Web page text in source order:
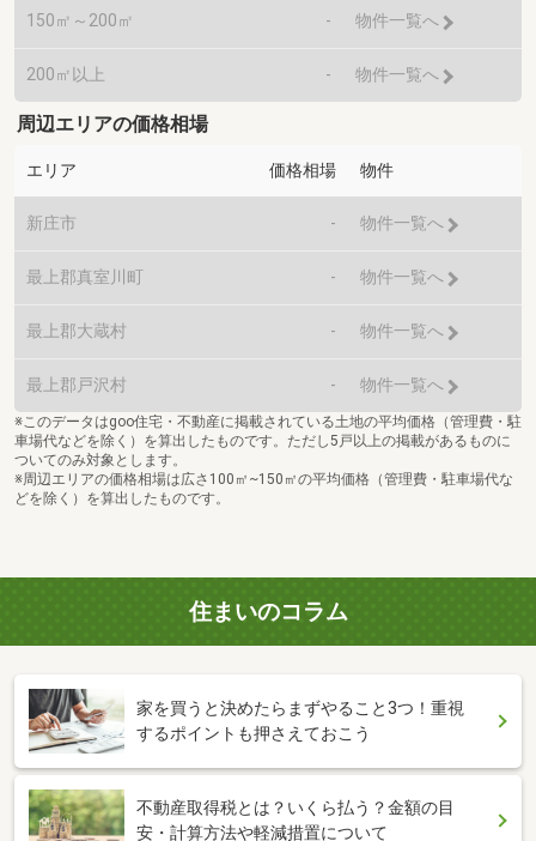
150㎡～200㎡ - 物件一覧へ
200㎡以上 - 物件一覧へ
周辺エリアの価格相場
エリア 価格相場 物件
新庄市 - 物件一覧へ
最上郡真室川町 - 物件一覧へ
最上郡大蔵村 - 物件一覧へ
最上郡戸沢村 - 物件一覧へ
※このデータはgoo住宅・不動産に掲載されている土地の平均価格（管理費・駐
車場代などを除く）を算出したものです。ただし5戸以上の掲載があるものに
ついてのみ対象とします。
※周辺エリアの価格相場は広さ100㎡~150㎡の平均価格（管理費・駐車場代な
どを除く）を算出したものです。
住まいのコラム
家を買うと決めたらまずやること3つ！重視
するポイントも押さえておこう
不動産取得税とは？いくら払う？金額の目
安・計算方法や軽減措置について